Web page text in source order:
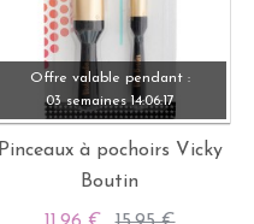
Offre valable pendant :
03 semaines 14:06:15
Pinceaux à pochoirs Vicky
Boutin